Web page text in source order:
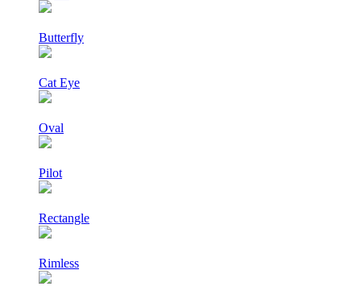
Butterfly
Cat Eye
Oval
Pilot
Rectangle
Rimless